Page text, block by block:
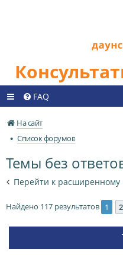
FAQ
На сайт
Список форумов
Темы без
Перейти к расширенному
Найдено 117 результатов 1 2